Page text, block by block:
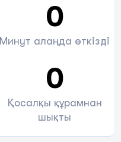
0
Минут алаңда өткізді
0
Қосалқы құрамнан
шықты